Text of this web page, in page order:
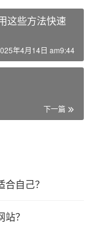
这些方法快速
年4月14日 am9:44
下一篇
自己？
？